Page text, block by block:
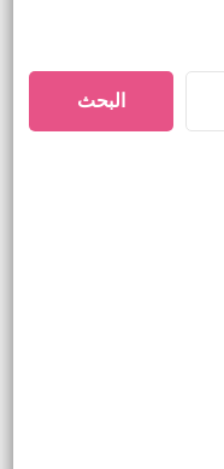
البحث